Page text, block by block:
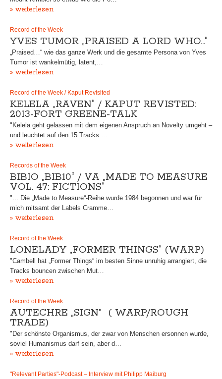
» weiterlesen
Record of the Week
YVES TUMOR „PRAISED A LORD WHO…“
„Praised…“ wie das ganze Werk und die gesamte Persona von Yves
Tumor ist wankelmütig, latent,…
» weiterlesen
Record of the Week / Kaput Revisited
KELELA „RAVEN“ / KAPUT REVISTED:
2013-FORT GREENE-TALK
"Kelela geht gelassen mit dem eigenen Anspruch an Novelty umgeht –
und leuchtet auf den 15 Tracks …
» weiterlesen
Records of the Week
BIBIO „BIB10“ / VA „MADE TO MEASURE
VOL. 47: FICTIONS“
"... Die „Made to Measure“-Reihe wurde 1984 begonnen und war für
mich mitsamt der Labels Cramme…
» weiterlesen
Record of the Week
LONELADY „FORMER THINGS“ (WARP)
"Cambell hat „Former Things“ im besten Sinne unruhig arrangiert, die
Tracks bouncen zwischen Mut…
» weiterlesen
Record of the Week
AUTECHRE „SIGN” ( WARP/ROUGH
TRADE)
"Der schönste Organismus, der zwar von Menschen ersonnen wurde,
soviel Humanismus darf sein, aber d…
» weiterlesen
"Relevant Parties"-Podcast – Interview mit Philipp Maiburg